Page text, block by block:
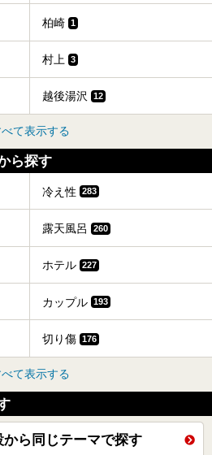
柏崎 1
村上 3
越後湯沢 12
て表示する
ら探す
冷え性 283
露天風呂 260
ホテル 227
カップル 193
切り傷 176
て表示する
ら同じテーマで探す